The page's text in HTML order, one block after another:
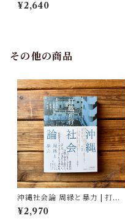
した民具コレクション | 加藤幸
¥2,640
その他の商品
沖縄社会論 周縁と暴力 | 打越
正行, 石岡 丈昇(解説), 上原 健
太郎(解説), 上間 陽子(解説),
¥2,970